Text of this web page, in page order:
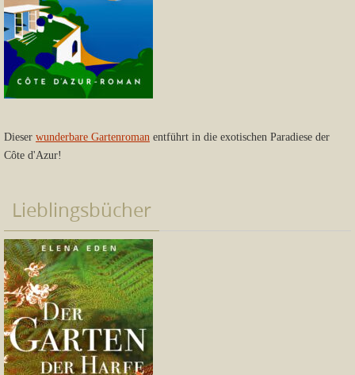
Dieser wunderbare Gartenroman entführt in die exotischen Paradiese der
Côte d'Azur!
Lieblingsbücher